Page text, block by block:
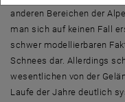
anderen Bereichen der
man sich auf keinen Fall
schwer modellierbaren
Schnees dar. Allerdings
wesentlichen von der
Laufe der Jahre deutlich